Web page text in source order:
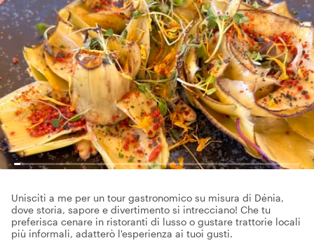
Unisciti a me per un tour gastronomico su misura di Dénia,
dove storia, sapore e divertimento si intrecciano! Che tu
preferisca cenare in ristoranti di lusso o gustare trattorie locali
più informali, adatterò l'esperienza ai tuoi gusti.